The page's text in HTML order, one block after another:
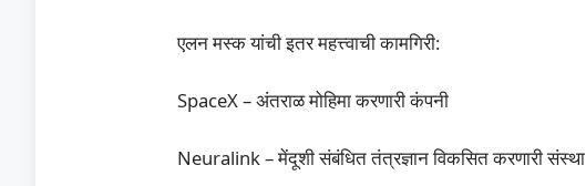
एलन मस्क यांची इतर महत्त्वाची कामगिरी:
SpaceX – अंतराळ मोहिमा करणारी कंपनी
Neuralink – मेंदूशी संबंधित तंत्रज्ञान विकसित करणारी संस्था